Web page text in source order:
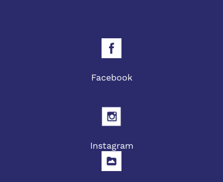
Facebook
Instagram